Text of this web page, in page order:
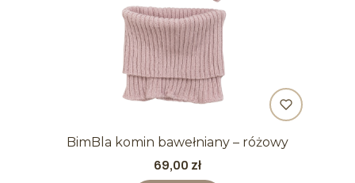
BimBla komin bawełniany – różowy
Cena
69,00 zł